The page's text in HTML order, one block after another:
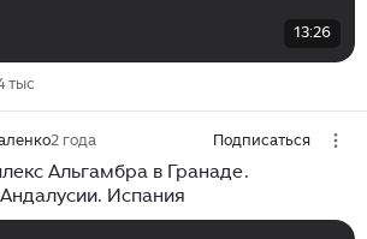
13:26
тыс
2 года Подписаться
Альгамбра в Гранаде.
Испания